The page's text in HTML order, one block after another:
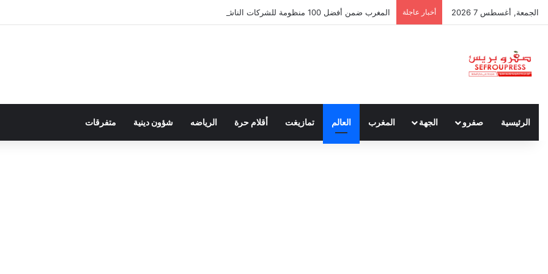
الجمعة, أغسطس 7 2026 أخبار عاجلة المغرب ضمن أفضل 100 منظومة للشركات الناشئة عالميا.. لكن الطريق ما يزال طويلا
الرئيسية صفرو الجهة المغرب العالم تمازيغت أقلام حرة الرياضه شؤون دينية متفرقات